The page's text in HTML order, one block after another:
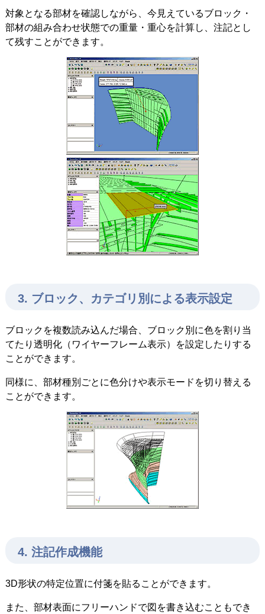
対象となる部材を確認しながら、今見えているブロック・
部材の組み合わせ状態での重量・重心を計算し、注記とし
て残すことができます。
3. ブロック、カテゴリ別による表示設定
ブロックを複数読み込んだ場合、ブロック別に色を割り当
てたり透明化（ワイヤーフレーム表示）を設定したりする
ことができます。
同様に、部材種別ごとに色分けや表示モードを切り替える
ことができます。
4. 注記作成機能
3D形状の特定位置に付箋を貼ることができます。
また、部材表面にフリーハンドで図を書き込むこともでき